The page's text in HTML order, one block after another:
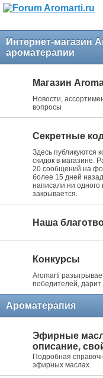
Интернет-магазин
ароматерапии
Магазин
Новости,
вопросы
Секретные
Здесь публикуются
скидок в магазине.
20 сообщений на
более 15 дней
написали ни одного
закрывается.
Наша
Конкурсы
Aromarti
победителей, дарит
Ароматерапия
Эфирные
описание,
Подробная
эфирных маслах.